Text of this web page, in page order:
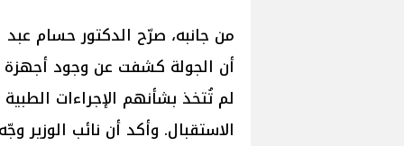
من جانبه، صرّح الدكتور حسام عبد
أن الجولة كشفت عن وجود أجهزة
لم تُتخذ بشأنهم الإجراءات
الاستقبال. وأكد أن نائب الوزير